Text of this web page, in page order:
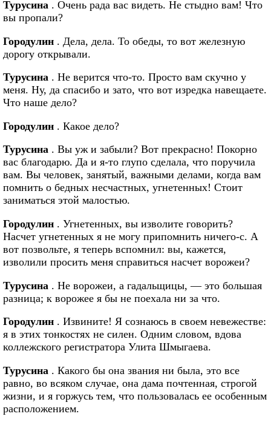
Турусина . Очень рада вас видеть. Не стыдно вам! Что
вы пропали?
Городулин . Дела, дела. То обеды, то вот железную
дорогу открывали.
Турусина . Не верится что-то. Просто вам скучно у
меня. Ну, да спасибо и зато, что вот изредка навещаете.
Что наше дело?
Городулин . Какое дело?
Турусина . Вы уж и забыли? Вот прекрасно! Покорно
вас благодарю. Да и я-то глупо сделала, что поручила
вам. Вы человек, занятый, важными делами, когда вам
помнить о бедных несчастных, угнетенных! Стоит
заниматься этой малостью.
Городулин . Угнетенных, вы изволите говорить?
Насчет угнетенных я не могу припомнить ничего-с. А
вот позвольте, я теперь вспомнил: вы, кажется,
изволили просить меня справиться насчет ворожеи?
Турусина . Не ворожеи, а гадальщицы, — это большая
разница; к ворожее я бы не поехала ни за что.
Городулин . Извините! Я сознаюсь в своем невежестве:
я в этих тонкостях не силен. Одним словом, вдова
коллежского регистратора Улита Шмыгаева.
Турусина . Какого бы она звания ни была, это все
равно, во всяком случае, она дама почтенная, строгой
жизни, и я горжусь тем, что пользовалась ее особенным
расположением.